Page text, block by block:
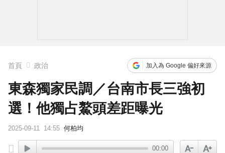
首頁 政治 加入為 Google 偏好來源
東森獨家民調／台南市長三強初
選！他獨占鰲頭差距曝光
2025-09-11 14:55 何柏均
00:00